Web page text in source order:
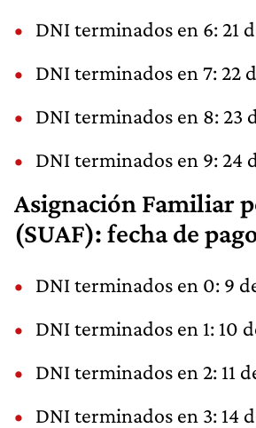
DNI terminados en 6: 21
DNI terminados en 7: 22
DNI terminados en 8: 23
DNI terminados en 9: 24
Asignación Familiar
(SUAF): fecha de
DNI terminados en 0: 9
DNI terminados en 1: 10
DNI terminados en 2: 11
DNI terminados en 3: 14